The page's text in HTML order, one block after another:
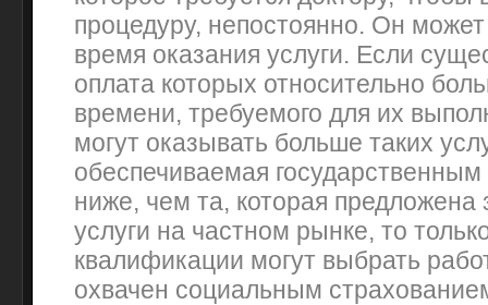
процедуру, непостоянно. Он может
время оказания услуги. Если
оплата которых относительно
времени, требуемого для их
могут оказывать больше таких
обеспечиваемая
ниже, чем та, которая предложена
услуги на частном рынке, то
квалификации могут выбрать
охвачен социальным